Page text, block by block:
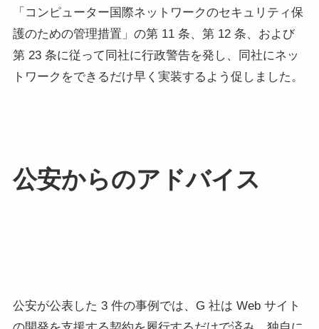
「コンピューター国際ネットワークのセキュリティ保
護のための管理措置」の第 11 条、第 12 条、および
第 23 条に従って同社に行政警告を発し、同社にネッ
トワークをできるだけ早く実装するよう促しました。
公安からのアドバイス
公安が公表した 3 件の事例では、G 社は Web サイト